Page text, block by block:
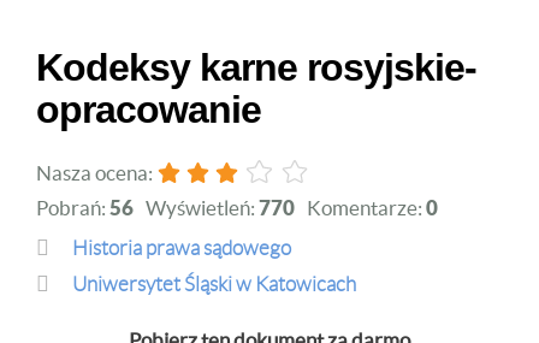
Kodeksy karne rosyjskie-
opracowanie
Nasza ocena:
Pobrań: 56 Wyświetleń: 770 Komentarze: 0
Historia prawa sądowego
Uniwersytet Śląski w Katowicach